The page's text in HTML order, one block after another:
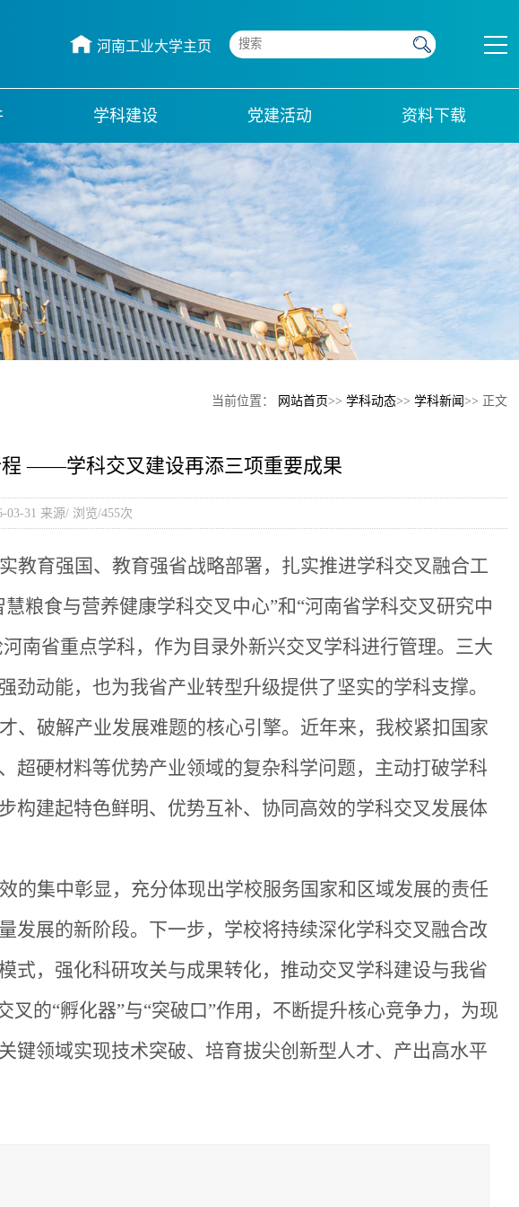
河南工业大学主页
学科建设 党建活动 资料下载
当前位置： 网站首页>> 学科动态>> 学科新闻>> 正文
——学科交叉建设再添三项重要成果
03-31 来源/ 浏览/455次
教育强国、教育强省战略部署，扎实推进学科交叉融合工
慧粮食与营养健康学科交叉中心”和“河南省学科交叉研究中
南省重点学科，作为目录外新兴交叉学科进行管理。三大
动能，也为我省产业转型升级提供了坚实的学科支撑。
、破解产业发展难题的核心引擎。近年来，我校紧扣国家
超硬材料等优势产业领域的复杂科学问题，主动打破学科
构建起特色鲜明、优势互补、协同高效的学科交叉发展体
的集中彰显，充分体现出学校服务国家和区域发展的责任
发展的新阶段。下一步，学校将持续深化学科交叉融合改
式，强化科研攻关与成果转化，推动交叉学科建设与我省
的“孵化器”与“突破口”作用，不断提升核心竞争力，为现
键领域实现技术突破、培育拔尖创新型人才、产出高水平